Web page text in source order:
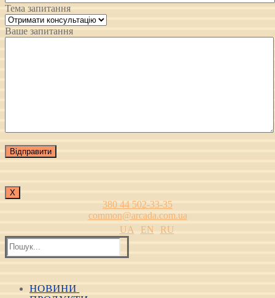
Тема запитання
Ваше запитання
Х
380 44 502-33-35
common@arcada.com.ua
UA
EN
RU
Пошук:
НОВИНИ